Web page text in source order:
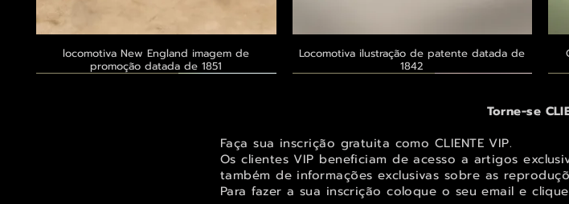
Visualização rápida
locomotiva New England imagem de
promoção datada de 1851
Visualização rápida
Locomotiva ilustração de patente datada de
1842
Torne-se
Faça sua inscrição gratuita como CLIENTE VIP.
Os clientes VIP beneficiam de acesso a artigos
também de informações exclusivas sobre as
Para fazer a sua inscrição coloque o seu email e